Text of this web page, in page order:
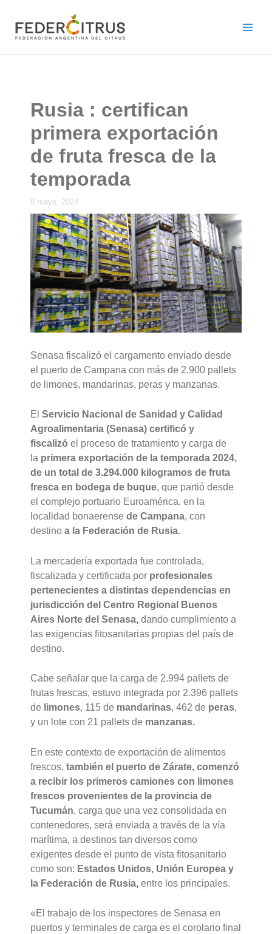
contenido
Rusia : certifican
primera exportación
de fruta fresca de la
temporada
8 mayo, 2024
Senasa fiscalizó el cargamento enviado desde
el puerto de Campana con más de 2.900 pallets
de limones, mandarinas, peras y manzanas.
ElServicio Nacional de Sanidad y Calidad
Agroalimentaria (Senasa) certificó y
fiscalizó el proceso de tratamiento y carga de
la primera exportación de la temporada 2024,
de un total de 3.294.000 kilogramos de fruta
fresca en bodega de buque, que partió desde
el complejo portuario Euroamérica, en la
localidad bonaerensede Campana, con
destinoa la Federación de Rusia.
La mercadería exportada fue controlada,
fiscalizada y certificada por profesionales
pertenecientes a distintas dependencias en
jurisdicción del Centro Regional Buenos
Aires Norte del Senasa, dando cumplimiento a
las exigencias fitosanitarias propias del país de
destino.
Cabe señalar que la carga de 2.994 pallets de
frutas frescas, estuvo integrada por 2.396 pallets
de limones, 115 de mandarinas, 462 de peras,
y un lote con 21 pallets de manzanas.
En este contexto de exportación de alimentos
frescos,también el puerto de Zárate, comenzó
a recibir los primeros camiones con limones
frescos provenientes de la provincia de
Tucumán, carga que una vez consolidada en
contenedores, será enviada a través de la vía
marítima, a destinos tan diversos como
exigentes desde el punto de vista fitosanitario
como son: Estados Unidos, Unión Europea y
la Federación de Rusia, entre los principales.
«El trabajo de los inspectores de Senasa en
puertos y terminales de carga es el corolario final